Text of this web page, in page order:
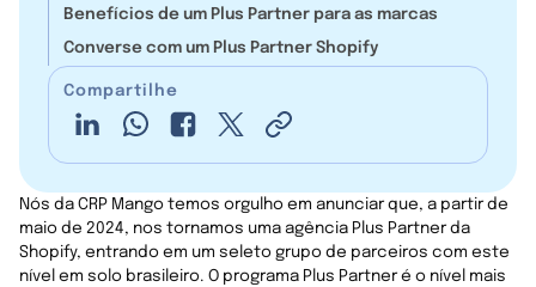
Benefícios de um Plus Partner para as marcas
Converse com um Plus Partner Shopify
Compartilhe
Nós da CRP Mango temos orgulho em anunciar que, a partir de
maio de 2024, nos tornamos uma agência Plus Partner da
Shopify, entrando em um seleto grupo de parceiros com este
nível em solo brasileiro. O programa Plus Partner é o nível mais